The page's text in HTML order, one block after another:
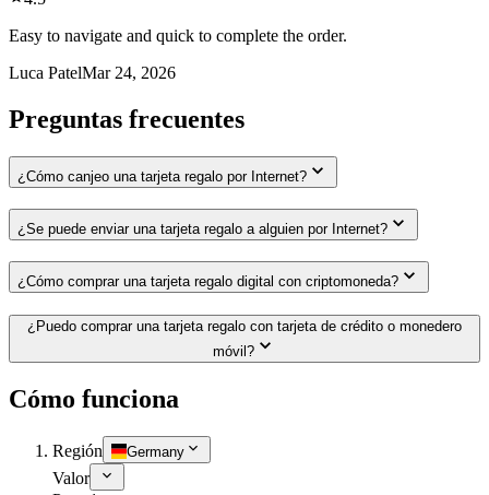
Easy to navigate and quick to complete the order.
Luca PatelMar 24, 2026
Preguntas frecuentes
¿Cómo canjeo una tarjeta regalo por Internet?
¿Se puede enviar una tarjeta regalo a alguien por Internet?
¿Cómo comprar una tarjeta regalo digital con criptomoneda?
¿Puedo comprar una tarjeta regalo con tarjeta de crédito o monedero
móvil?
Cómo funciona
Región Germany
Valor